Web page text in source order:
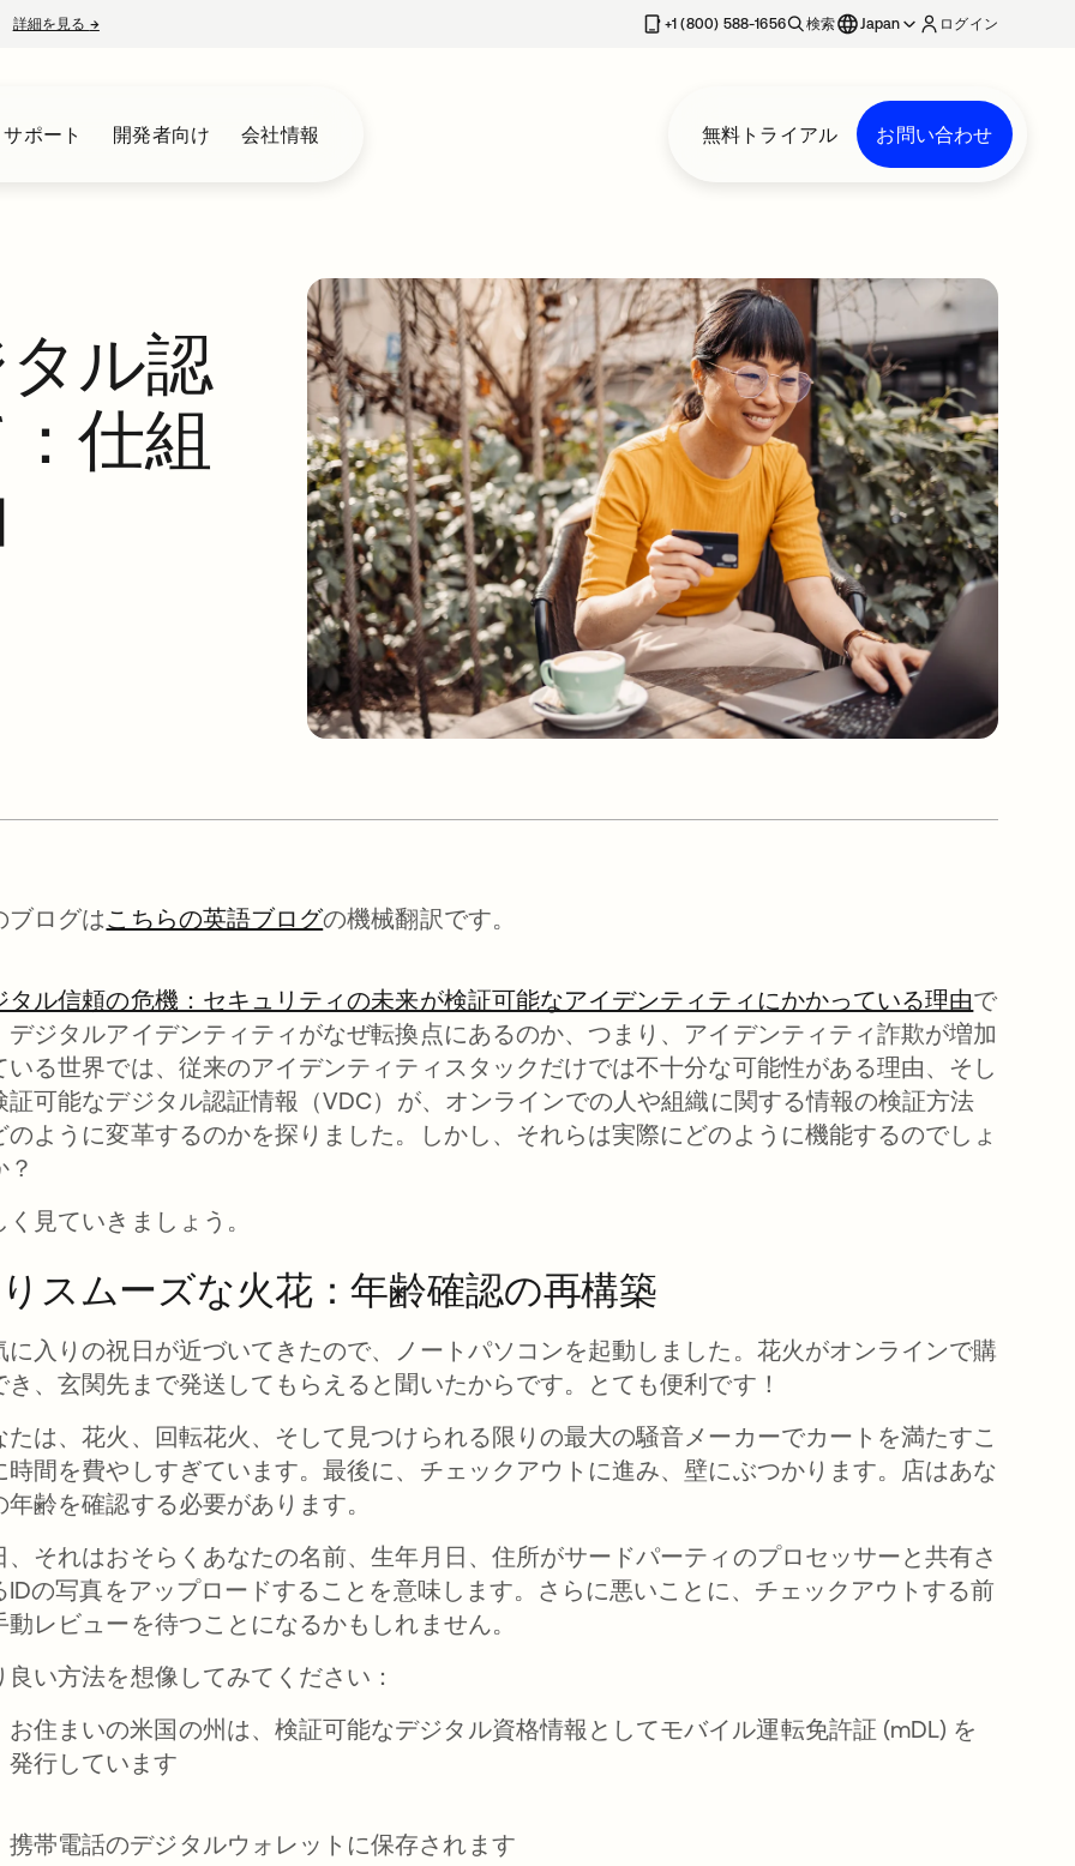
詳細を見る →新しいタブで開く +1 (800) 588-1656 検索 Japan ログイン
ポート 開発者向け 会社情報 無料トライアル お問い合わせ
ル認
仕組
ブログはこちらの英語ブログの機械翻訳です。
タル信頼の危機：セキュリティの未来が検証可能なアイデンティティにかかっている理由で
デジタルアイデンティティがなぜ転換点にあるのか、つまり、アイデンティティ詐欺が増加
いる世界では、従来のアイデンティティスタックだけでは不十分な可能性がある理由、そし
証可能なデジタル認証情報（VDC）が、オンラインでの人や組織に関する情報の検証方法
のように変革するのかを探りました。しかし、それらは実際にどのように機能するのでしょ
？
く見ていきましょう。
スムーズな火花：年齢確認の再構築
に入りの祝日が近づいてきたので、ノートパソコンを起動しました。花火がオンラインで購
き、玄関先まで発送してもらえると聞いたからです。とても便利です！
たは、花火、回転花火、そして見つけられる限りの最大の騒音メーカーでカートを満たすこ
時間を費やしすぎています。最後に、チェックアウトに進み、壁にぶつかります。店はあな
年齢を確認する必要があります。
、それはおそらくあなたの名前、生年月日、住所がサードパーティのプロセッサーと共有さ
IDの写真をアップロードすることを意味します。さらに悪いことに、チェックアウトする前
動レビューを待つことになるかもしれません。
良い方法を想像してみてください：
お住まいの米国の州は、検証可能なデジタル資格情報としてモバイル運転免許証 (mDL) を
発行しています
携帯電話のデジタルウォレットに保存されます